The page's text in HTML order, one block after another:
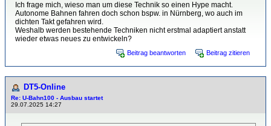
Ich frage mich, wieso man um diese Technik so einen Hype macht.
Autonome Bahnen fahren doch schon bspw. in Nürnberg, wo auch im
dichten Takt gefahren wird.
Weshalb werden bestehende Techniken nicht erstmal adaptiert anstatt
wieder etwas neues zu entwickeln?
Beitrag beantworten Beitrag zitieren
DT5-Online
Re: U-Bahn100 - Ausbau startet
29.07.2025 14:27